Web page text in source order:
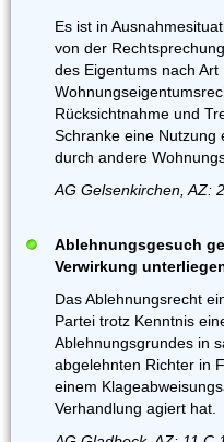
Es ist in
von der
des Eigentums nach
Rücksichtnahme und
Schranke eine Nutzung
durch andere
AG Gelsenkirchen, AZ:
Ablehnungsgesuch
Verwirkung
Das Ablehnungsrecht
Partei trotz Kenntnis
Ablehnungsgrundes in
abgelehnten Richter in
einem
Verhandlung agiert hat.